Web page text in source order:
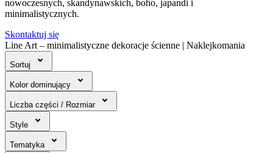
nowoczesnych, skandynawskich, boho, japandi i
minimalistycznych.
Skontaktuj się
Line Art – minimalistyczne dekoracje ścienne | Naklejkomania
Sortuj
Kolor dominujący
Liczba części / Rozmiar
Style
Tematyka